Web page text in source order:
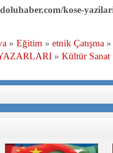
kose-
» Eğitim » etnik Çatışma
» Kültür Sanat